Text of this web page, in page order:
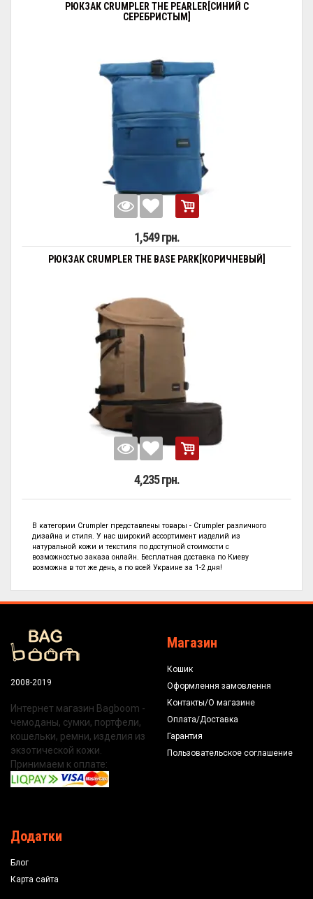
РЮКЗАК CRUMPLER THE PEARLER[СИНИЙ С
СЕРЕБРИСТЫМ]
1,549 грн.
РЮКЗАК CRUMPLER THE BASE PARK[КОРИЧНЕВЫЙ]
4,235 грн.
В категории Crumpler представлены товары - Crumpler различного
дизайна и стиля. У нас широкий ассортимент изделий из
натуральной кожи и текстиля по доступной стоимости с
возможностью заказа онлайн. Бесплатная доставка по Киеву
возможна в тот же день, а по всей Украине за 1-2 дня!
2008-2019
Интернет магазин Bagboom -
чемоданы, сумки, портфели,
кошельки, ремни, изделия из
экзотической кожи.
Принимаем к оплате:
Магазин
Кошик
Оформлення замовлення
Контакты/О магазине
Оплата/Доставка
Гарантия
Пользовательское соглашение
Додатки
Блог
Карта сайта